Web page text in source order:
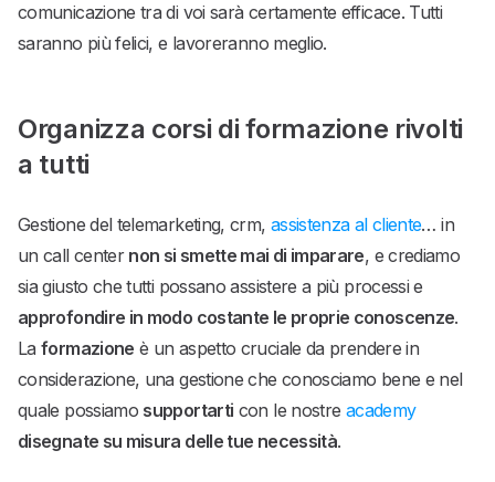
comunicazione tra di voi sarà certamente efficace. Tutti
saranno più felici, e lavoreranno meglio.
Organizza corsi di formazione rivolti
a tutti
Gestione del telemarketing, crm, assistenza al cliente… in
un call center non si smette mai di imparare, e crediamo
sia giusto che tutti possano assistere a più processi e
approfondire in modo costante le proprie conoscenze.
Laformazione è un aspetto cruciale da prendere in
considerazione, una gestione che conosciamo bene e nel
quale possiamo supportarti con le nostre academy
disegnate su misura delle tue necessità.